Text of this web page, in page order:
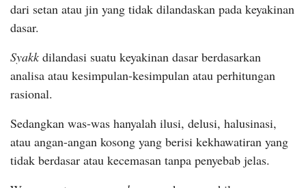
dari setan atau jin yang tidak dilandaskan pada keyakinan
dasar.
Syakk dilandasi suatu keyakinan dasar berdasarkan
analisa atau kesimpulan-kesimpulan atau perhitungan
rasional.
Sedangkan was-was hanyalah ilusi, delusi, halusinasi,
atau angan-angan kosong yang berisi kekhawatiran yang
tidak berdasar atau kecemasan tanpa penyebab jelas.